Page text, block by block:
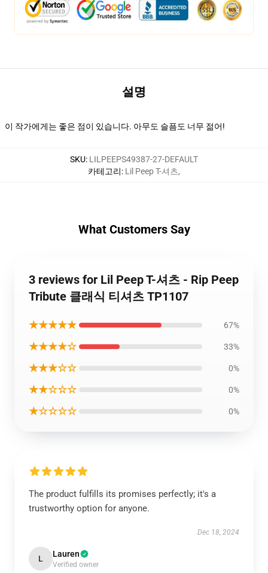
설명
이 작가에게는 좋은 점이 있습니다. 아무도 슬픔도 너무 젊어!
SKU: LILPEEPS49387-27-DEFAULT
카테고리: Lil Peep T-셔츠,
What Customers Say
3 reviews for Lil Peep T-셔츠 - Rip Peep
Tribute 클래식 티셔츠 TP1107
★★★★★ 67%
★★★★☆ 33%
★★★☆☆ 0%
★★☆☆☆ 0%
★☆☆☆☆ 0%
The product fulfills its promises perfectly; it's a
trustworthy option for anyone.
Dec 18, 2024
L Lauren
Verified owner